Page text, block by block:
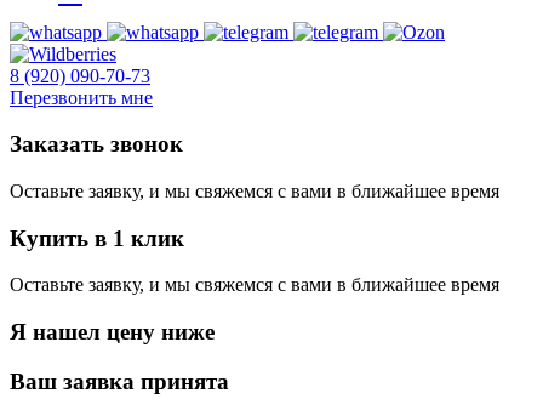
8 (920) 090-70-73
Перезвонить мне
Заказать звонок
Оставьте заявку, и мы свяжемся с вами в ближайшее время
Купить в 1 клик
Оставьте заявку, и мы свяжемся с вами в ближайшее время
Я нашел цену ниже
Ваш заявка принята